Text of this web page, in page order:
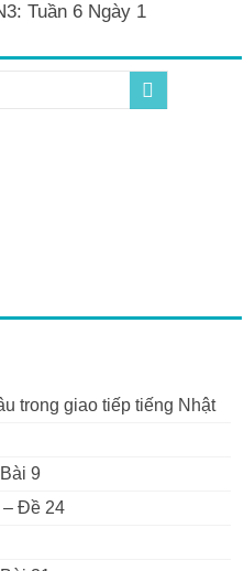
Tuần 6 Ngày 1
trong giao tiếp tiếng Nhật
9
– Đề 24